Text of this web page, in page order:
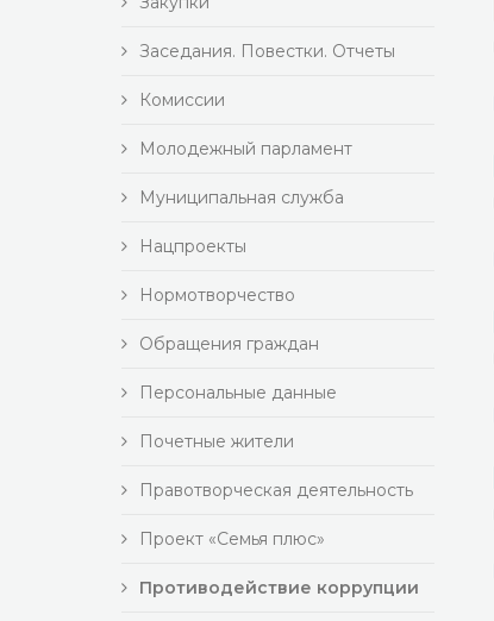
Заседания. Повестки. Отчеты
Комиссии
Молодежный парламент
Муниципальная служба
Нацпроекты
Нормотворчество
Обращения граждан
Персональные данные
Почетные жители
Правотворческая деятельность
Проект «Семья плюс»
Противодействие коррупции